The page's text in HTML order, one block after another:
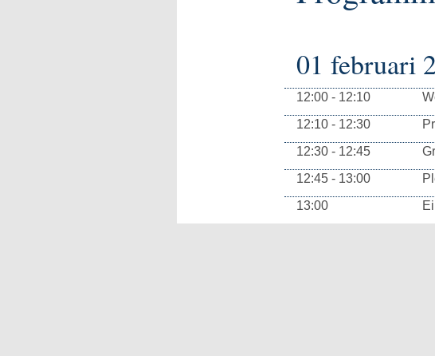
01 februari
12:00 - 12:10
12:10 - 12:30
12:30 - 12:45
12:45 - 13:00
13:00